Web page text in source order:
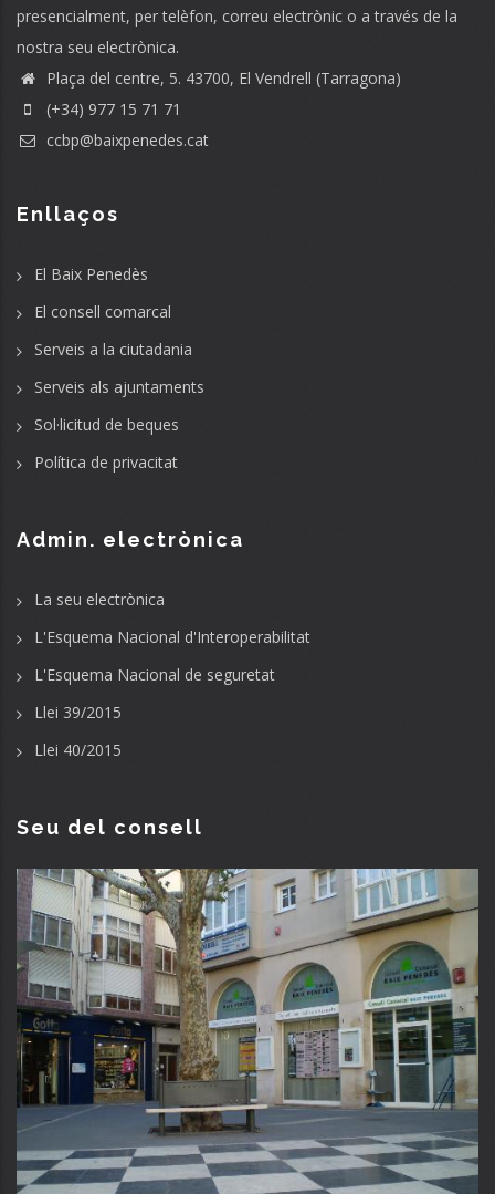
presencialment, per telèfon, correu electrònic o a través de la
nostra seu electrònica.
Plaça del centre, 5. 43700, El Vendrell (Tarragona)
(+34) 977 15 71 71
ccbp@baixpenedes.cat
Enllaços
El Baix Penedès
El consell comarcal
Serveis a la ciutadania
Serveis als ajuntaments
Sol·licitud de beques
Política de privacitat
Admin. electrònica
La seu electrònica
L'Esquema Nacional d'Interoperabilitat
L'Esquema Nacional de seguretat
Llei 39/2015
Llei 40/2015
Seu del consell